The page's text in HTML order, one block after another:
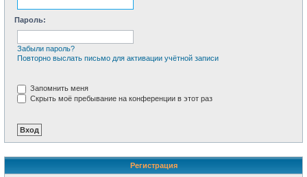
Пароль:
Забыли пароль?
Повторно выслать письмо для активации учётной записи
Запомнить меня
Скрыть моё пребывание на конференции в этот раз
Регистрация